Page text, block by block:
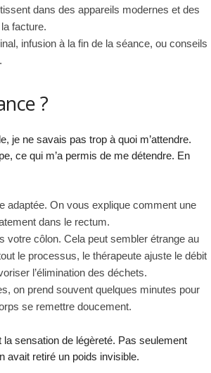
dans des appareils modernes et des
facture.
infusion à la fin de la séance, ou conseils
?
je ne savais pas trop à quoi m’attendre.
ce qui m’a permis de me détendre. En
adaptée. On vous explique comment une
dans le rectum.
votre côlon. Cela peut sembler étrange au
le processus, le thérapeute ajuste le débit
l’élimination des déchets.
on prend souvent quelques minutes pour
se remettre doucement.
sensation de légèreté. Pas seulement
avait retiré un poids invisible.